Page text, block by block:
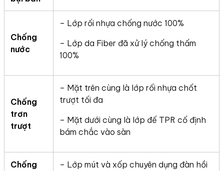
Chống
nước
– Lớp rối nhựa chống nước 100%
– Lớp da Fiber đã xử lý chống thấm
100%
Chống
trơn
trượt
– Mặt trên cùng là lớp rối nhựa chốt
trượt tối đa
– Mặt dưới cùng là lớp đế TPR cố định
bám chắc vào sàn
Chống
– Lớp mút và xốp chuyên dụng đàn hồi